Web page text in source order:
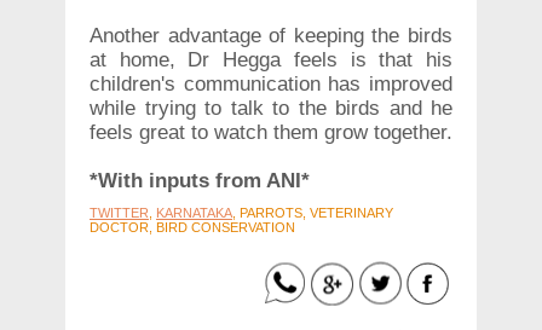
Another advantage of keeping the birds
at home, Dr Hegga feels is that his
children's communication has improved
while trying to talk to the birds and he
feels great to watch them grow together.
*With inputs from ANI*
TWITTER KARNATAKA , PARROTS, VETERINARY
DOCTOR, BIRD CONSERVATION